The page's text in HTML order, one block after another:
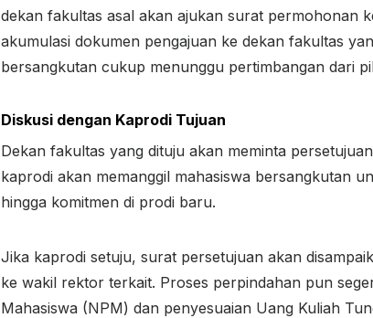
dekan fakultas asal akan ajukan surat permohonan
akumulasi dokumen pengajuan ke dekan fakultas
bersangkutan cukup menunggu pertimbangan dari
Diskusi dengan Kaprodi Tujuan
Dekan fakultas yang dituju akan meminta
kaprodi akan memanggil mahasiswa bersangkutan
hingga komitmen di prodi baru.
Jika kaprodi setuju, surat persetujuan akan
ke wakil rektor terkait. Proses perpindahan pun
Mahasiswa (NPM) dan penyesuaian Uang Kuliah